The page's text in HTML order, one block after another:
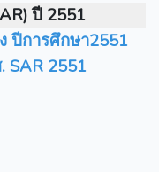
ปี 2551
ปีการศึกษา2551
SAR 2551